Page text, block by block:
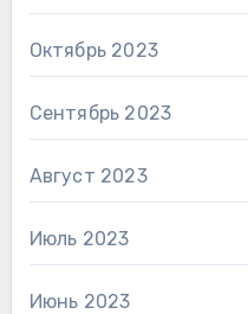
Октябрь 2023
Сентябрь 2023
Август 2023
Июль 2023
Июнь 2023